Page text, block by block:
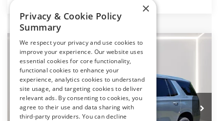
New 2026Chevrolet TahoeLT
Price Drop
Preston Chevrolet of Aberdeen
VIN:1GNS6NKD0TR383580 Stock:AC1804
In Stock Ext. Int.
BUY FINANCE
$76,064
PRESTON PRICE
Compare Vehicle
×
Privacy & Cookie Policy
Summary
We respect your privacy and use cookies to
improve your experience. Our website uses
essential cookies for core functionality,
functional cookies to enhance your
experience, analytics cookies to understand
site usage, and targeting cookies to deliver
relevant ads. By consenting to cookies, you
agree to their use and data sharing with
third-party providers. You can decline